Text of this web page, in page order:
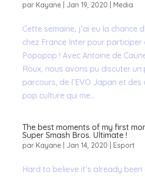
par Kayane| Jan 19, 2020 Media
Cette semaine, j’ai eu la chance
chez France Inter pour participer
Popopop ! Avec Antoine de
Roux, nous avons pu discuter un
parcours, de l’EVO Japan et des
pop culture qui me...
The best moments of my first
Super Smash Bros. Ultimate !
par Kayane| Jan 14, 2020 Esport
Hard to believe it’s already been